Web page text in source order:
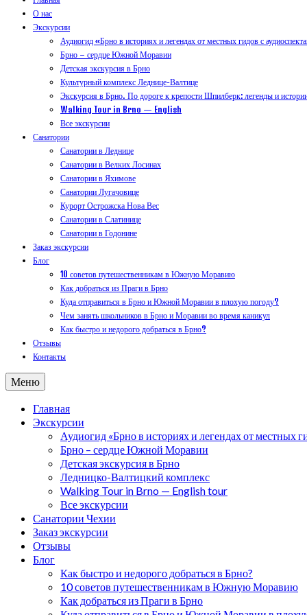
О нас
Экскурсии
Аудиогид «Брно в историях и легендах от местных гидов с
Брно – сердце Южной Моравии
Детская экскурсия в Брно
Культурный комплекс Леднице-Валтице
Экскурсия в Брно. По дороге к крепости Шпилберк: легенды и
Walking Tour in Brno — English
Все экскурсии
Санатории
Санатории в Леднице
Санатории в Велких Лосинах
Санатории в Яхимове
Санатории Лугачовице
Курорт Острожска Нова Вес
Санатории в Слатинице
Санатории в Годонине
Заказ экскурсии
Блог
10 советов путешественникам в Южную Моравию
Как добраться из Праги в Брно
Куда отправиться в Брно и Южной Моравии в плохую погоду?
Чем занять школьников в Брно и Моравии во время каникул
Как быстро и недорого добраться в Брно?
Отзывы
Контакты
Меню
Главная
Экскурсии
Аудиогид «Брно в историях и легендах от местных
Брно – сердце Южной Моравии
Детская экскурсия в Брно
Ледницко-Валтицкий комплекс
Walking Tour in Brno — English tour
Все экскурсии
Санатории Чехии
Заказ экскурсии
Отзывы
Блог
Как быстро и недорого добраться в Брно?
10 советов путешественникам в Южную Моравию
Как добраться из Праги в Брно